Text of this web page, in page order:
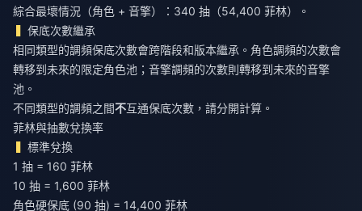
綜合最壞情況（角色 + 音擎）：340 抽（54,400 菲林）。
保底次數繼承
相同類型的調頻保底次數會跨階段和版本繼承。角色調頻的次數會
轉移到未來的限定角色池；音擎調頻的次數則轉移到未來的音擎
池。
不同類型的調頻之間不互通保底次數，請分開計算。
菲林與抽數兌換率
標準兌換
1 抽 = 160 菲林
10 抽 = 1,600 菲林
角色硬保底 (90 抽) = 14,400 菲林